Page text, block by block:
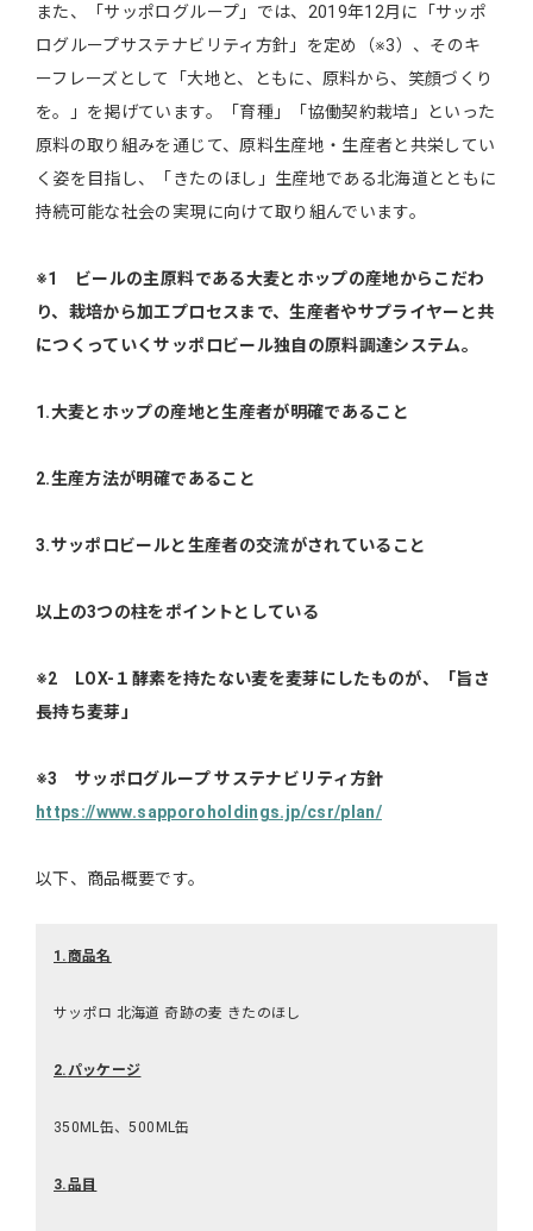
また、「サッポログループ」では、2019年12月に「サッポ
ログループサステナビリティ方針」を定め（※3）、そのキ
ーフレーズとして「大地と、ともに、原料から、笑顔づくり
を。」を掲げています。「育種」「協働契約栽培」といった
原料の取り組みを通じて、原料生産地・生産者と共栄してい
く姿を目指し、「きたのほし」生産地である北海道とともに
持続可能な社会の実現に向けて取り組んでいます。
※1
ビールの主原料である大麦とホップの産地からこだわ
り、栽培から加工プロセスまで、生産者やサプライヤーと共
につくっていくサッポロビール独自の原料調達システム。
1.大麦とホップの産地と生産者が明確であること
2.生産方法が明確であること
3.サッポロビールと生産者の交流がされていること
以上の3つの柱をポイントとしている
※2 LOX- １酵素を持たない麦を麦芽にしたものが、「旨さ
長持ち麦芽」
※3 サッポログループサステナビリティ方針
https://www.sapporoholdings.jp/csr/plan/
以下、商品概要です。
1.商品名
サッポロ 北海道 奇跡の麦 きたのほし
2. パッケージ
350ML缶、500ML缶
3.品目